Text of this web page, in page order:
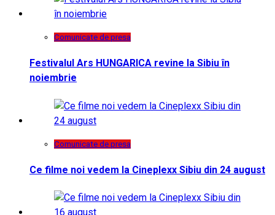
Comunicate de presa
Festivalul Ars HUNGARICA revine la Sibiu în
noiembrie
Comunicate de presa
Ce filme noi vedem la Cineplexx Sibiu din 24 august